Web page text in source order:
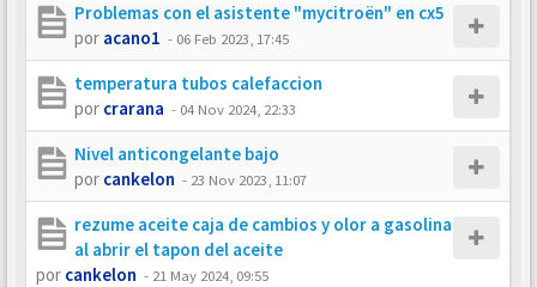
Problemas con el asistente "mycitroën" en cx5
por acano1 - 06 Feb 2023, 17:45
temperatura tubos calefaccion
por crarana - 04 Nov 2024, 22:33
Nivel anticongelante bajo
por cankelon - 23 Nov 2023, 11:07
rezume aceite caja de cambios y olor a gasolina
al abrir el tapon del aceite
por cankelon - 21 May 2024, 09:55